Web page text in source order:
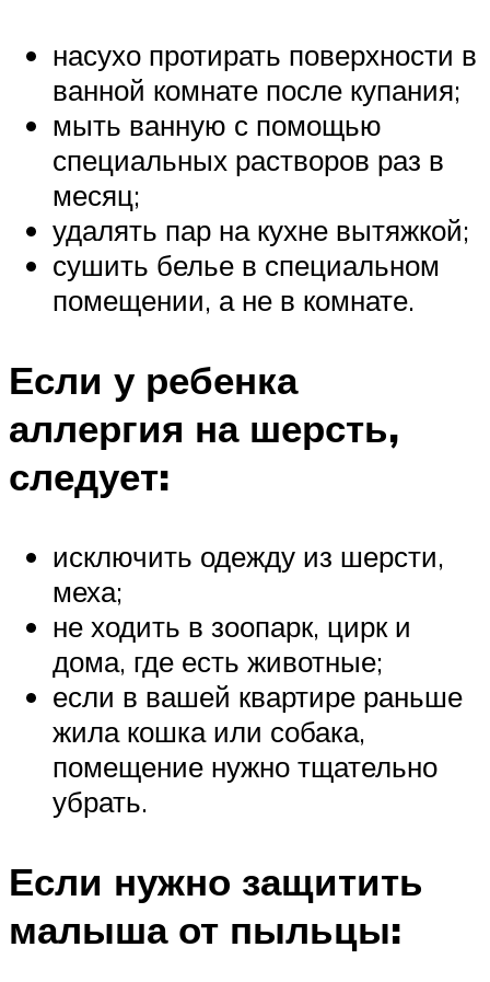
насухо протирать поверхности в
ванной комнате после купания;
мыть ванную с помощью
специальных растворов раз в
месяц;
удалять пар на кухне вытяжкой;
сушить белье в специальном
помещении, а не в комнате.
Если у ребенка
аллергия на шерсть,
следует:
исключить одежду из шерсти,
меха;
не ходить в зоопарк, цирк и
дома, где есть животные;
если в вашей квартире раньше
жила кошка или собака,
помещение нужно тщательно
убрать.
Если нужно защитить
малыша от пыльцы: